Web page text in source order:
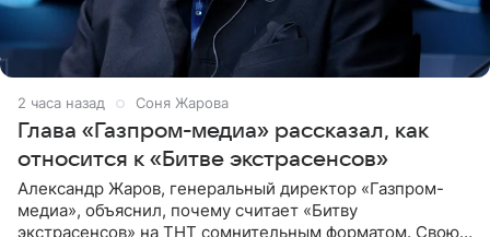
2 часа назад Соня Жарова
Глава «Газпром-медиа» рассказал, как
относится к «Битве экстрасенсов»
Александр Жаров, генеральный директор «Газпром-
медиа», объяснил, почему считает «Битву
экстрасенсов» на ТНТ сомнительным форматом. Свою